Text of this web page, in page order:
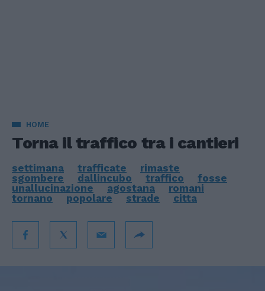
HOME
Torna il traffico tra i cantieri
settimana trafficate
rimaste
sgombere
dallincubo traffico
fosse
unallucinazione
agostana
romani
tornano
popolare strade citta